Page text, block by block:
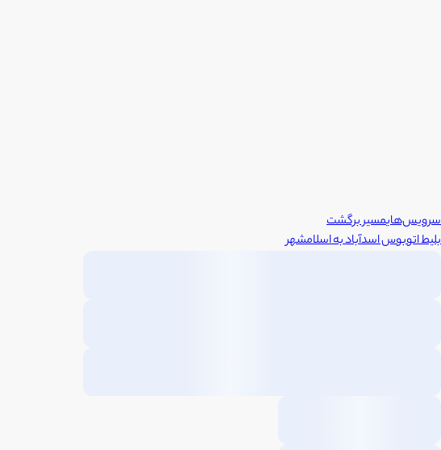
سرویس‌هایمسیر برگشت
بلیط اتوبوساسدآبادبهاسلامشهر